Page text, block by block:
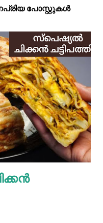
പോസ്റ്റുകള്‍‌